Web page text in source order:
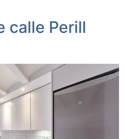
calle Perill